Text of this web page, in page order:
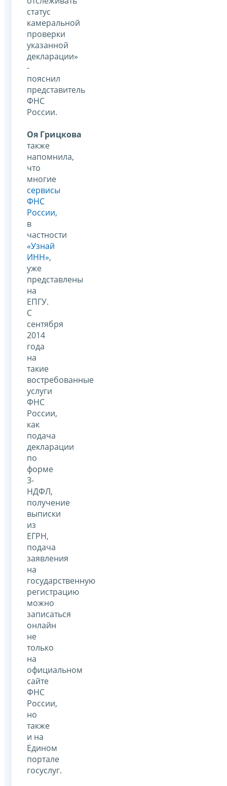
статус
камеральной
проверки
указанной
декларации»
-
пояснил
представитель
ФНС
России.
Оя Грицкова
также
напомнила,
что
многие
сервисы
ФНС
России,
в
частности
«Узнай
ИНН»,
уже
представлены
на
ЕПГУ.
С
сентября
2014
года
на
такие
востребованные
услуги
ФНС
России,
как
подача
декларации
по
форме
3-
НДФЛ,
получение
выписки
из
ЕГРН,
подача
заявления
на
государственную
регистрацию
можно
записаться
онлайн
не
только
на
официальном
сайте
ФНС
России,
но
также
и на
Едином
портале
госуслуг.